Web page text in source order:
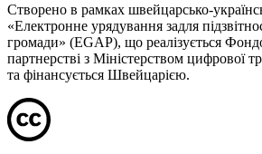
Створено в рамках швейцарсько-
«Електронне урядування задля
громади» (EGAP), що реалізується
партнерстві з Міністерством цифрової
та фінансується Швейцарією.